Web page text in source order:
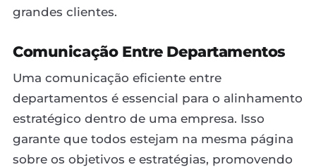
grandes clientes.
Comunicação Entre Departamentos
Uma comunicação eficiente entre
departamentos é essencial para o alinhamento
estratégico dentro de uma empresa. Isso
garante que todos estejam na mesma página
sobre os objetivos e estratégias, promovendo